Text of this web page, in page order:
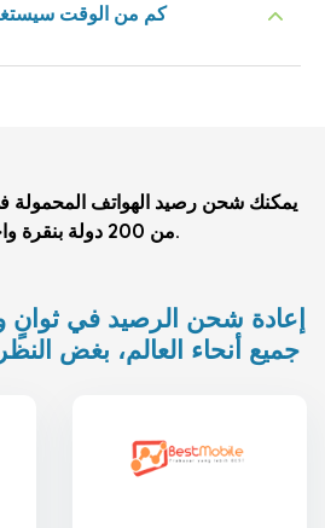
كم من الوقت
من 200 دولة بنقرة واحدة فقط.
إعادة شحن الرصيد في ثوانٍ
جميع أنحاء العالم، بغض